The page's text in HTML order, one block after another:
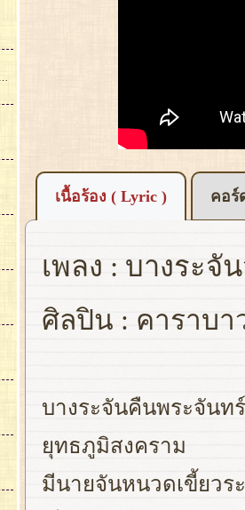
เนื้อร้อง ( Lyric ) คอร์
เพลง : บางระจั
ศิลปิน : คาราบา
บางระจันคืนพระจันท
ยุทธภูมิสงคราม
มีนายจันหนวดเขี้ยว